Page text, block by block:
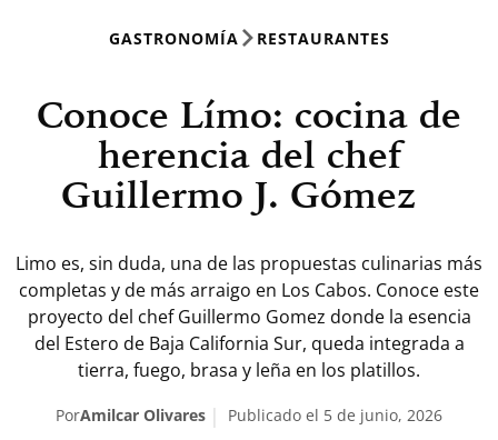
GASTRONOMÍA RESTAURANTES
Conoce Límo: cocina de
herencia del chef
Guillermo J. Gómez
Limo es, sin duda, una de las propuestas culinarias más
completas y de más arraigo en Los Cabos. Conoce este
proyecto del chef Guillermo Gomez donde la esencia
del Estero de Baja California Sur, queda integrada a
tierra, fuego, brasa y leña en los platillos.
PorAmilcar Olivares Publicado el 5 de junio, 2026